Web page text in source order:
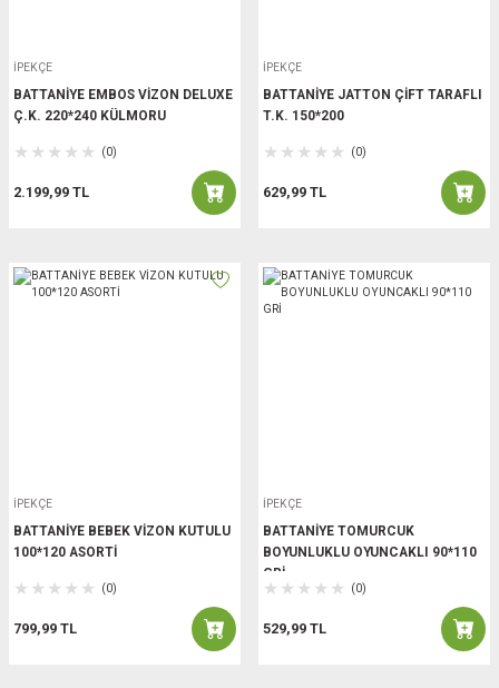
İPEKÇE
BATTANİYE EMBOS VİZON DELUXE
Ç.K. 220*240 KÜLMORU
(0)
2.199,99 TL
İPEKÇE
BATTANİYE JATTON ÇİFT TARAFLI
T.K. 150*200
(0)
629,99 TL
İPEKÇE
BATTANİYE BEBEK VİZON KUTULU
100*120 ASORTİ
(0)
799,99 TL
İPEKÇE
BATTANİYE TOMURCUK
BOYUNLUKLU OYUNCAKLI 90*110
GRİ
(0)
529,99 TL